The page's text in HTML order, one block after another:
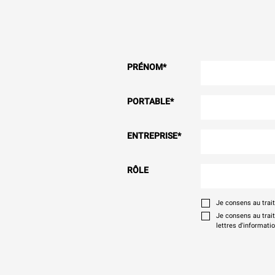
PRÉNOM*
PORTABLE*
ENTREPRISE*
RÔLE
Je consens au
Je consens au
lettres